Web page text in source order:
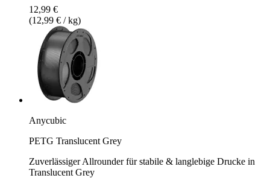
12,99 €
(12,99 € / kg)
Anycubic
PETG Translucent Grey
Zuverlässiger Allrounder für stabile & langlebige Drucke in
Translucent Grey